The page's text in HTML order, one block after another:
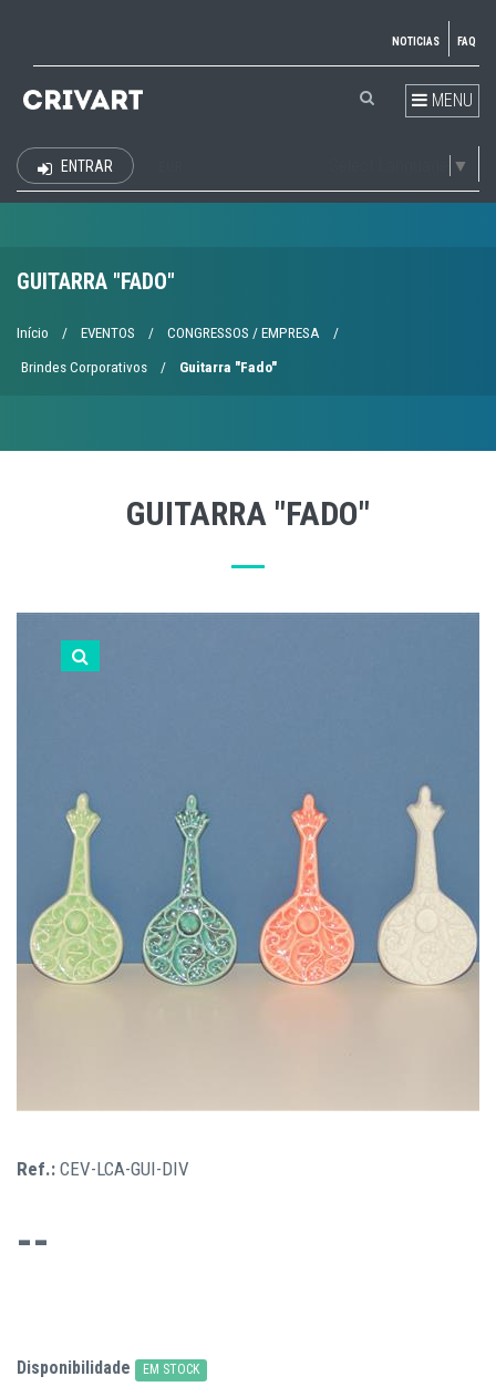
NOTICIAS FAQ
MENU
▼
ENTRAR
GUITARRA "FADO"
Início / EVENTOS / CONGRESSOS / EMPRESA /
Brindes Corporativos / Guitarra "Fado"
GUITARRA "FADO"
Ref.: CEV-LCA-GUI-DIV
--
Disponibilidade EM STOCK